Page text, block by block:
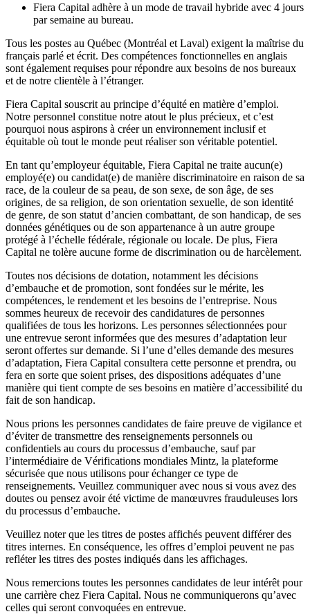
Fiera Capital adhère à un mode de travail hybride avec 4 jours
par semaine au bureau.
Tous les postes au Québec (Montréal et Laval) exigent la maîtrise du
français parlé et écrit. Des compétences fonctionnelles en anglais
sont également requises pour répondre aux besoins de nos bureaux
et de notre clientèle à l’étranger.
Fiera Capital souscrit au principe d’équité en matière d’emploi.
Notre personnel constitue notre atout le plus précieux, et c’est
pourquoi nous aspirons à créer un environnement inclusif et
équitable où tout le monde peut réaliser son véritable potentiel.
En tant qu’employeur équitable, Fiera Capital ne traite aucun(e)
employé(e) ou candidat(e) de manière discriminatoire en raison de sa
race, de la couleur de sa peau, de son sexe, de son âge, de ses
origines, de sa religion, de son orientation sexuelle, de son identité
de genre, de son statut d’ancien combattant, de son handicap, de ses
données génétiques ou de son appartenance à un autre groupe
protégé à l’échelle fédérale, régionale ou locale. De plus, Fiera
Capital ne tolère aucune forme de discrimination ou de harcèlement.
Toutes nos décisions de dotation, notamment les décisions
d’embauche et de promotion, sont fondées sur le mérite, les
compétences, le rendement et les besoins de l’entreprise. Nous
sommes heureux de recevoir des candidatures de personnes
qualifiées de tous les horizons. Les personnes sélectionnées pour
une entrevue seront informées que des mesures d’adaptation leur
seront offertes sur demande. Si l’une d’elles demande des mesures
d’adaptation, Fiera Capital consultera cette personne et prendra, ou
fera en sorte que soient prises, des dispositions adéquates d’une
manière qui tient compte de ses besoins en matière d’accessibilité du
fait de son handicap.
Nous prions les personnes candidates de faire preuve de vigilance et
d’éviter de transmettre des renseignements personnels ou
confidentiels au cours du processus d’embauche, sauf par
l’intermédiaire de Vérifications mondiales Mintz, la plateforme
sécurisée que nous utilisons pour échanger ce type de
renseignements. Veuillez communiquer avec nous si vous avez des
doutes ou pensez avoir été victime de manœuvres frauduleuses lors
du processus d’embauche.
Veuillez noter que les titres de postes affichés peuvent différer des
titres internes. En conséquence, les offres d’emploi peuvent ne pas
refléter les titres des postes indiqués dans les affichages.
Nous remercions toutes les personnes candidates de leur intérêt pour
une carrière chez Fiera Capital. Nous ne communiquerons qu’avec
celles qui seront convoquées en entrevue.